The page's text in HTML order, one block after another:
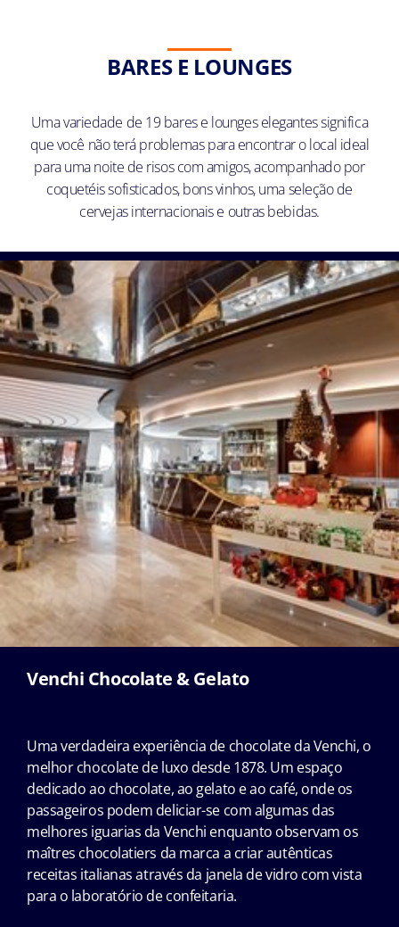
BARES E LOUNGES
Uma variedade de 19 bares e lounges elegantes significa
que você não terá problemas para encontrar o local ideal
para uma noite de risos com amigos, acompanhado por
coquetéis sofisticados, bons vinhos, uma seleção de
cervejas internacionais e outras bebidas.
Venchi Chocolate & Gelato
Uma verdadeira experiência de chocolate da Venchi, o
melhor chocolate de luxo desde 1878. Um espaço
dedicado ao chocolate, ao gelato e ao café, onde os
passageiros podem deliciar-se com algumas das
melhores iguarias da Venchi enquanto observam os
maîtres chocolatiers da marca a criar autênticas
receitas italianas através da janela de vidro com vista
para o laboratório de confeitaria.